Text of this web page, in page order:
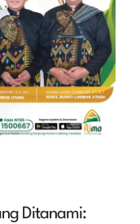
Ditanami: